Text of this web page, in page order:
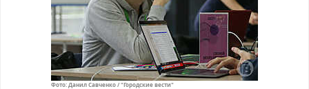
Фото: Данил Савченко / "Городские вести"